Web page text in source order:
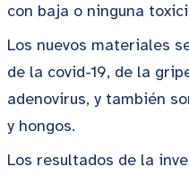
con baja o ninguna
Los nuevos materiales
de la covid-19, de la
adenovirus, y también
y hongos.
Los resultados de la